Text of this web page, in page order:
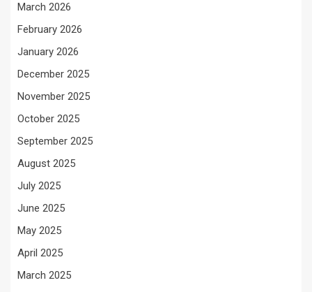
March 2026
February 2026
January 2026
December 2025
November 2025
October 2025
September 2025
August 2025
July 2025
June 2025
May 2025
April 2025
March 2025